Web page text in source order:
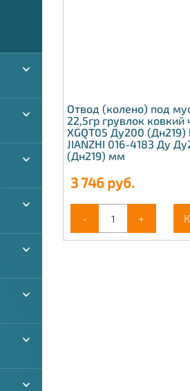
Отвод (колено) под
22,5гр грувлок ковкий
XGQT05 Ду200 (Дн219)
JIANZHI 016-4183 Ду
(Дн219) мм
3 746руб.
- +